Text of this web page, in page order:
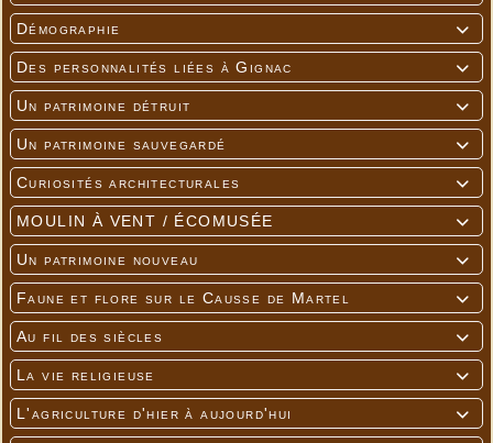

Démographie

Des personnalités liées à Gignac

Un patrimoine détruit

Un patrimoine sauvegardé

Curiosités architecturales

MOULIN À VENT / ÉCOMUSÉE

Un patrimoine nouveau

Faune et flore sur le Causse de Martel

Au fil des siècles

La vie religieuse

L'agriculture d'hier à aujourd'hui
---